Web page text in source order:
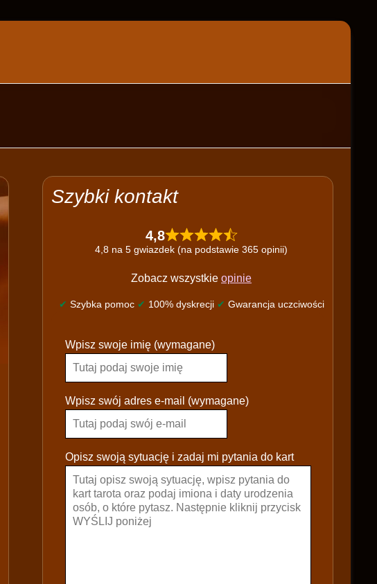
Szybki kontakt
4,8
4,8 na 5 gwiazdek (na podstawie 365 opinii)
Zobacz wszystkie opinie
✔ Szybka pomoc ✔ 100% dyskrecji ✔ Gwarancja uczciwości
l
a
s
e
a
Wpisz swoje imię (wymagane)
Wpisz swój adres e-mail (wymagane)
Opisz swoją sytuację i zadaj mi pytania do kart